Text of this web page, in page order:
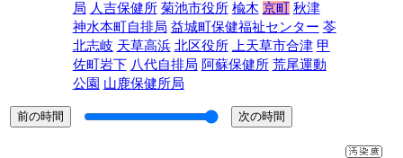
局 人吉保健所 菊池市役所 楡木 京町 秋津
神水本町自排局 益城町保健福祉センター 苓
北志岐 天草高浜 北区役所 上天草市合津 甲
佐町岩下 八代自排局 阿蘇保健所 荒尾運動
公園 山鹿保健所局